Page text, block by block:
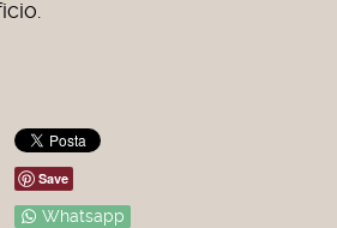
Save
Whatsapp